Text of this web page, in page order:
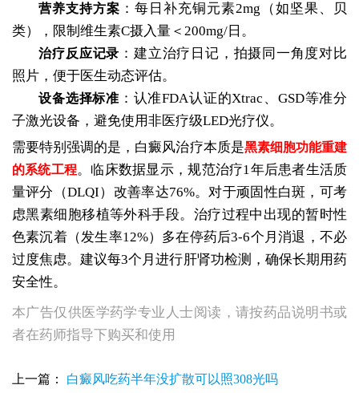
营养支持方案 ：每日补充铜元素2mg（如坚果、贝
类），限制维生素C摄入量＜200mg/日。
治疗反应记录 ：建立治疗日记，拍摄同一角度对比
照片，便于医生动态评估。
设备选择标准 ：认准FDA认证的Xtrac、GSD等准分
子激光设备，避免使用非医疗级LED光疗仪。
需要特别强调的是，白癜风治疗本质是黑素细胞功能重建
的系统工程。临床数据显示，规范治疗1年后患者生活质
量评分（DLQI）改善率达76%。对于顽固性白斑，可考
虑黑素细胞移植等外科手段。治疗过程中出现的暂时性
色素沉着（发生率12%）多在停药后3-6个月消退，不必
过度焦虑。建议每3个月进行肝肾功检测，确保长期用药
安全性。
本广告仅供医学药学专业人士阅读，请按药品说明书或
者在药师指导下购买和使用
上一篇： 白癜风吃药半年没扩散可以照308光吗
轻度白癜风可以只照308准分子激光吗